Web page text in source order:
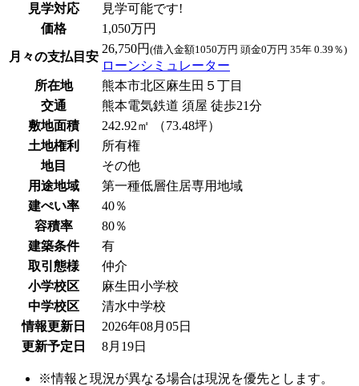
見学対応
見学可能です!
価格
1,050万円
月々の支払目安
26,750円 (借入金額1050万円 頭金0万円 35年 0.39％)
ローンシミュレーター
所在地
熊本市北区麻生田５丁目
交通
熊本電気鉄道 須屋 徒歩21分
敷地面積
242.92㎡ （73.48坪）
土地権利
所有権
地目
その他
用途地域
第一種低層住居専用地域
建ぺい率
40％
容積率
80％
建築条件
有
取引態様
仲介
小学校区
麻生田小学校
中学校区
清水中学校
情報更新日
2026年08月05日
更新予定日
8月19日
※情報と現況が異なる場合は現況を優先とします。